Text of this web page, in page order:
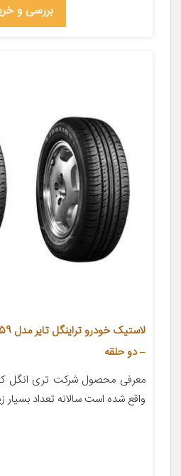
بررسی و
– دو حلقه
معرفی محصول شرکت تری انگل
واقع شده است سالانه تعداد